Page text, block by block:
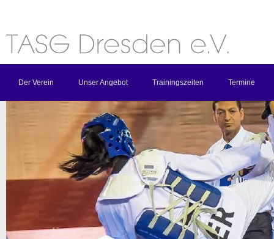
Der Verein Unser Angebot Trainingszeiten Termine